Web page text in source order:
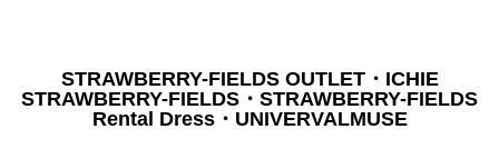
STRAWBERRY-FIELDS OUTLET・ICHIE
STRAWBERRY-FIELDS・STRAWBERRY-FIELDS
Rental Dress・UNIVERVALMUSE